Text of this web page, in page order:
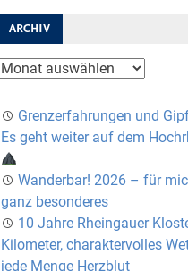
ARCHIV
Archiv
Grenzerfahrungen und
Es geht weiter auf dem
Wanderbar! 2026 – für
ganz besonderes
10 Jahre Rheingauer
Kilometer, charaktervolles
jede Menge Herzblut